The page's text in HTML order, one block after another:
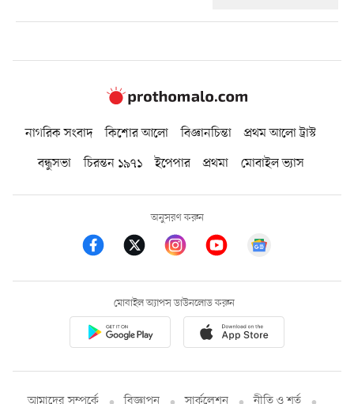
নাগরিক সংবাদ কিশোর আলো বিজ্ঞানচিন্তা
প্রথম আলো ট্রাস্ট
বন্ধুসভা
চিরন্তন ১৯৭১ ইপেপার প্রথমা মোবাইল ভ্যাস
অনুসরণ করুন
মোবাইল অ্যাপস ডাউনলোড করুন